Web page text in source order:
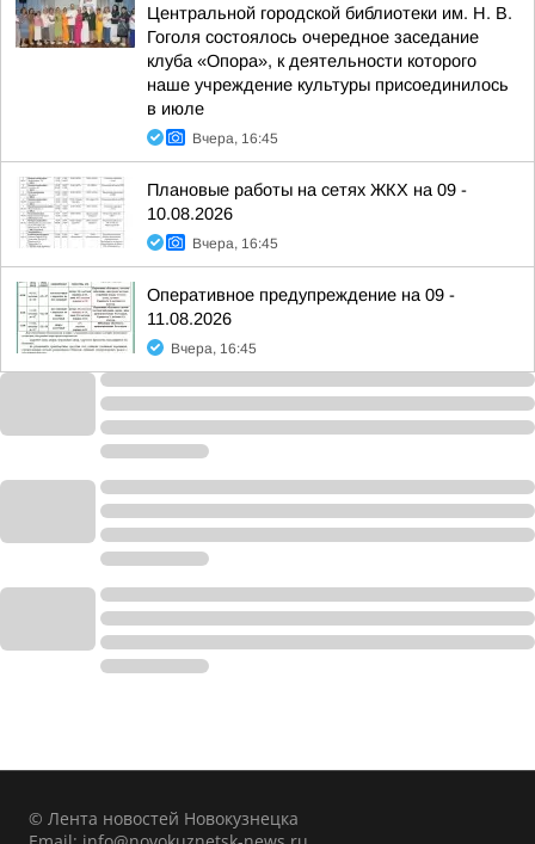
Центральной городской библиотеки им. Н. В.
Гоголя состоялось очередное заседание
клуба «Опора», к деятельности которого
наше учреждение культуры присоединилось
в июле
Вчера, 16:45
Плановые работы на сетях ЖКХ на 09 -
10.08.2026
Вчера, 16:45
Оперативное предупреждение на 09 -
11.08.2026
Вчера, 16:45
© Лента новостей Новокузнецка